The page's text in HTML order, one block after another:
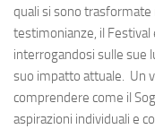
quali si sono
testimonianze, il Festival
interrogandosi sulle sue
suo impatto attuale. Un
comprendere come il
aspirazioni individuali e